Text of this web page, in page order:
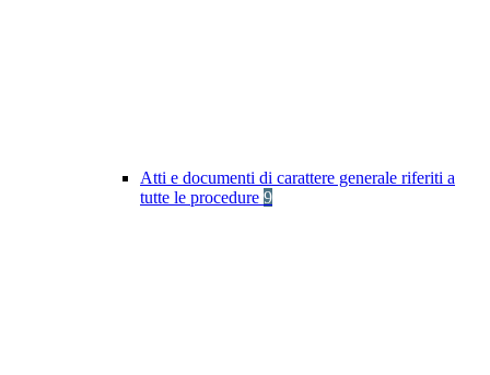
Atti e documenti di carattere generale riferiti a
tutte le procedure 9